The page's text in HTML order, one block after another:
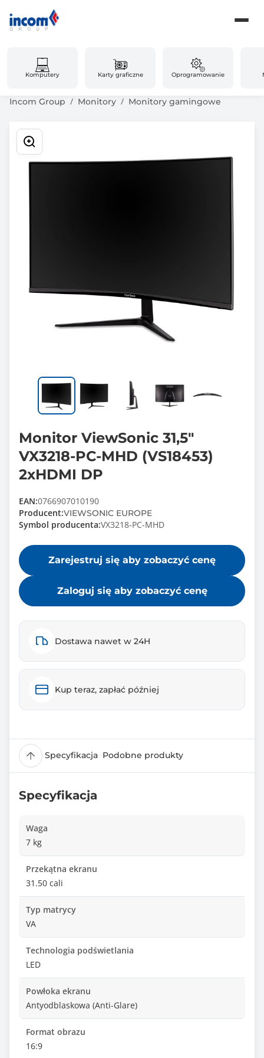
Komputery Karty graficzne Oprogramowanie
Incom Group Monitory Monitory gamingowe
Monitor ViewSonic 31,5"
VX3218-PC-MHD (VS18453)
2xHDMI DP
EAN:0766907010190
Producent:VIEWSONIC EUROPE
Symbol producenta:VX3218-PC-MHD
Zarejestruj się aby zobaczyć cenę
Zaloguj się aby zobaczyć cenę
Dostawa nawet w 24H
Kup teraz, zapłać później
Specyfikacja Podobne produkty
Specyfikacja
Waga
7 kg
Przekątna ekranu
31.50 cali
Typ matrycy
VA
Technologia podświetlania
LED
Powłoka ekranu
Antyodblaskowa (Anti-Glare)
Format obrazu
16:9